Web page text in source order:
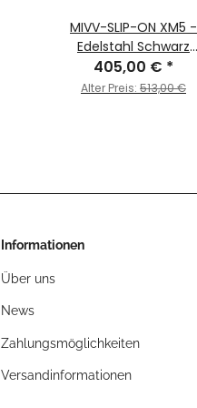
MIVV-SLIP-ON XM5 -
Edelstahl Schwarz
für TRIUMPH -
STREET TRIPLE 765 R
405,00 € *
Alter Preis: 513,00 €
Informationen
Über uns
News
Zahlungsmöglichkeiten
Versandinformationen